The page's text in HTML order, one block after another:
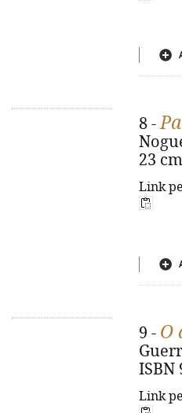
8 -
23
Link
9 - O
ISBN
Link